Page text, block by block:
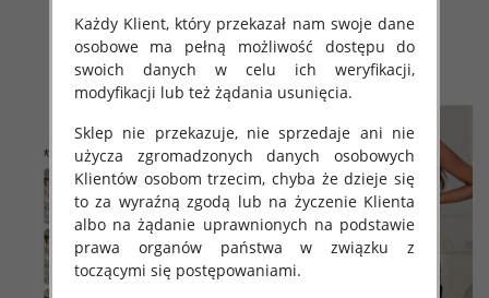
32.00 zł
szczegóły
32.00 zł
szczegóły
Każdy Klient, który przekazał nam swoje dane
osobowe ma pełną możliwość dostępu do
swoich danych w celu ich weryfikacji,
modyfikacji lub też żądania usunięcia.
Sklep nie przekazuje, nie sprzedaje ani nie
użycza zgromadzonych danych osobowych
Klientów osobom trzecim, chyba że dzieje się
to za wyraźną zgodą lub na życzenie Klienta
albo na żądanie uprawnionych na podstawie
prawa organów państwa w związku z
toczącymi się postępowaniami.